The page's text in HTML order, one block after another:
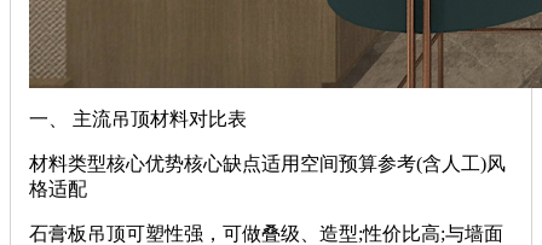
一、 主流吊顶材料对比表
材料类型核心优势核心缺点适用空间预算参考(含人工)风
格适配
石膏板吊顶可塑性强，可做叠级、造型;性价比高;与墙面